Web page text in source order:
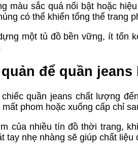
màu sắc quá nổi bật hoặc
có thể khiến tổng thể trang
một tủ đồ bền vững, ít tốn
để quần
quần jeans chất lượng
mất phom hoặc xuống cấp chỉ
của nhiều tín đồ thời trang,
tay nhẹ nhàng sẽ giúp chất